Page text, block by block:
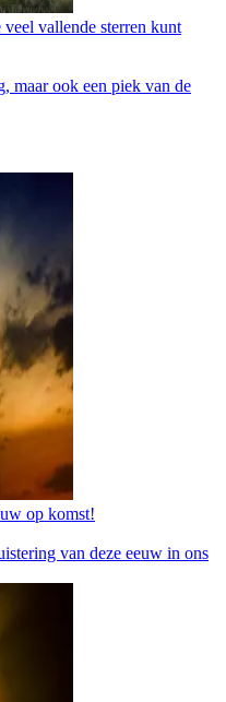
vallende sterren kunt
maar ook een piek van de
op komst!
van deze eeuw in ons